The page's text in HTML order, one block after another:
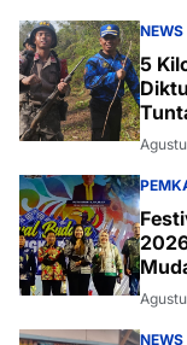
NEWS
5
NEWS